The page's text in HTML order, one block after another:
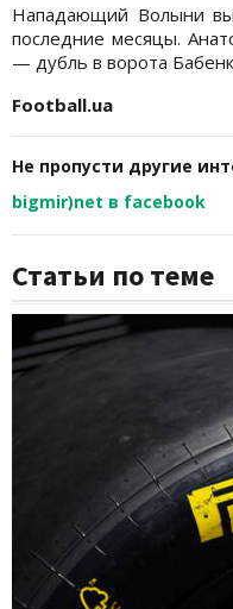
Нападающий Волыни
последние месяцы.
— дубль в ворота
Football.ua
Не пропусти другие
bigmir)net в facebook
Статьи по теме